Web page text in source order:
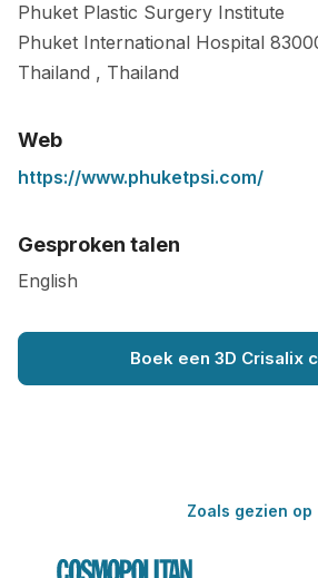
Phuket Plastic Surgery Institute
Phuket International Hospital
Thailand , Thailand
Web
https://www.phuketpsi.com/
Gesproken talen
English
Boek een 3D Crisalix
Zoals gezien op